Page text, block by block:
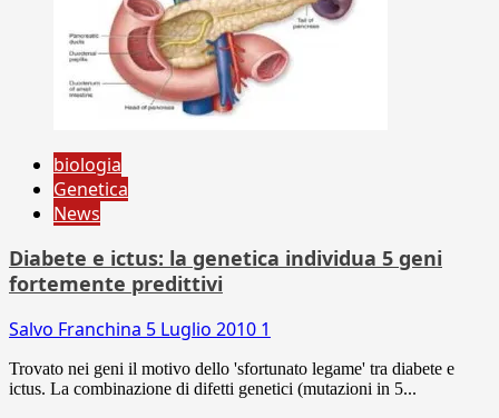
biologia
Genetica
News
Diabete e ictus: la genetica individua 5 geni
fortemente predittivi
Salvo Franchina 5 Luglio 2010 1
Trovato nei geni il motivo dello 'sfortunato legame' tra diabete e
ictus. La combinazione di difetti genetici (mutazioni in 5...